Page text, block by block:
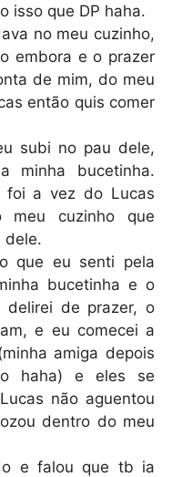
isso que DP haha.
no meu cuzinho,
embora e o prazer
de mim, do meu
então quis comer
subi no pau dele,
minha bucetinha.
foi a vez do Lucas
meu cuzinho que
dele.
que eu senti pela
bucetinha e o
delirei de prazer, o
e eu comecei a
amiga depois
haha) e eles se
não aguentou
dentro do meu
e falou que tb ia